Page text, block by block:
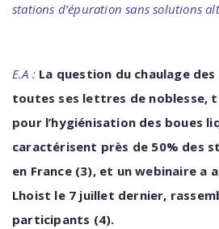
stations d’épuration sans solutions
E.A : La question du chaulage
toutes ses lettres de noblesse,
pour l’hygiénisation des boues
caractérisent près de 50% des
en France (3), et un webinaire a
Lhoist le 7 juillet dernier,
participants (4).